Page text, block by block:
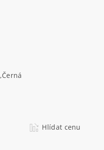
,Černá
Hlídat cenu